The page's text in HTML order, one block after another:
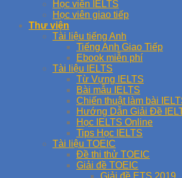
Học viên IELTS
Học viên giao tiếp
Thư viện
Tài liệu tiếng Anh
Tiếng Anh Giao Tiếp
Ebook miễn phí
Tài liệu IELTS
Từ Vựng IELTS
Bài mẫu IELTS
Chiến thuật làm bài
Hướng Dẫn Giải Đề
Học IELTS Online
Tips Học IELTS
Tài liệu TOEIC
Đề thi thử TOEIC
Giải đề TOEIC